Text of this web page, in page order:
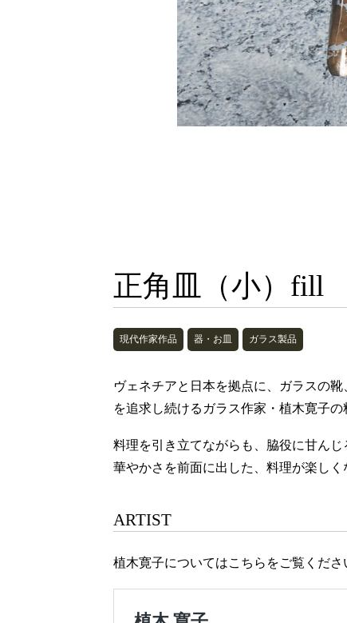
正角皿（小）fill
現代作家作品 器・お皿 ガラス製品
ヴェネチアと日本を拠点に、ガラスの
を追求し続けるガラス作家・植木寛子の
料理を引き立てながらも、脇役に甘んじ
華やかさを前面に出した、料理が楽しく
ARTIST
植木寛子についてはこちらをご覧くださ